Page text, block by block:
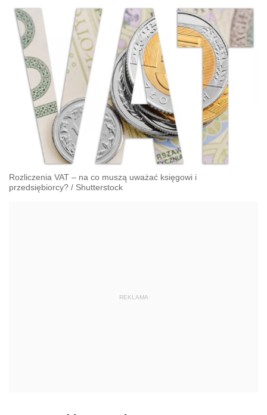
Rozliczenia VAT – na co muszą uważać księgowi i
przedsiębiorcy? / Shutterstock